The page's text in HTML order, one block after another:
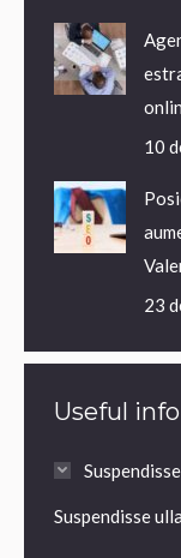
10
23
Useful info
Suspendisse